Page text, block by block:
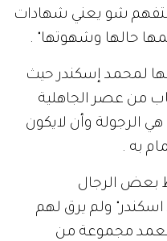
بتفهم شو يعني شهادات
حالها وشهوتها" .
لمحمد إسكندر حيث
من عصر الجاهلية
الرجولة وأن لايكون
به .
بعض الرجال
ولم يرق لهم
فعمد مجموعة من